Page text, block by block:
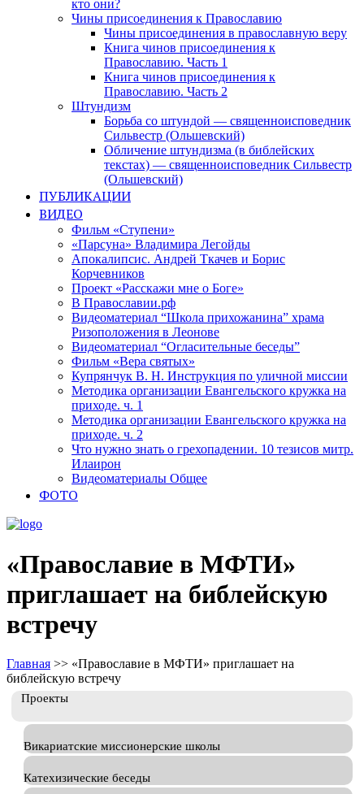
кто они?
Чины присоединения к Православию
Чины присоединения в православную веру
Книга чинов присоединения к
Православию. Часть 1
Книга чинов присоединения к
Православию. Часть 2
Штундизм
Борьба со штундой — священноисповедник
Сильвестр (Ольшевский)
Обличение штундизма (в библейских
текстах) — священноисповедник Сильвестр
(Ольшевский)
ПУБЛИКАЦИИ
ВИДЕО
Фильм «Ступени»
«Парсуна» Владимира Легойды
Апокалипсис. Андрей Ткачев и Борис
Корчевников
Проект «Расскажи мне о Боге»
В Православии.рф
Видеоматериал “Школа прихожанина” храма
Ризоположения в Леонове
Видеоматериал “Огласительные беседы”
Фильм «Вера святых»
Купрянчук В. Н. Инструкция по уличной миссии
Методика организации Евангельского кружка на
приходе. ч. 1
Методика организации Евангельского кружка на
приходе. ч. 2
Что нужно знать о грехопадении. 10 тезисов митр.
Илаирон
Видеоматериалы Общее
ФОТО
«Православие в МФТИ»
приглашает на библейскую
встречу
Главная >> «Православие в МФТИ» приглашает на
библейскую встречу
Проекты
Викариатские миссионерские школы
Катехизические беседы